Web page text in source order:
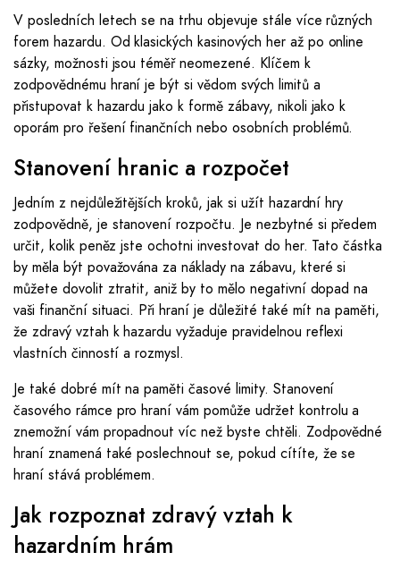
V posledních letech se na trhu objevuje stále více různých
forem hazardu. Od klasických kasinových her až po online
sázky, možnosti jsou téměř neomezené. Klíčem k
zodpovědnému hraní je být si vědom svých limitů a
přistupovat k hazardu jako k formě zábavy, nikoli jako k
oporám pro řešení finančních nebo osobních problémů.
Stanovení hranic a rozpočet
Jedním z nejdůležitějších kroků, jak si užít hazardní hry
zodpovědně, je stanovení rozpočtu. Je nezbytné si předem
určit, kolik peněz jste ochotni investovat do her. Tato částka
by měla být považována za náklady na zábavu, které si
můžete dovolit ztratit, aniž by to mělo negativní dopad na
vaši finanční situaci. Při hraní je důležité také mít na paměti,
že zdravý vztah k hazardu vyžaduje pravidelnou reflexi
vlastních činností a rozmysl.
Je také dobré mít na paměti časové limity. Stanovení
časového rámce pro hraní vám pomůže udržet kontrolu a
znemožní vám propadnout víc než byste chtěli. Zodpovědné
hraní znamená také poslechnout se, pokud cítíte, že se
hraní stává problémem.
Jak rozpoznat zdravý vztah k
hazardním hrám